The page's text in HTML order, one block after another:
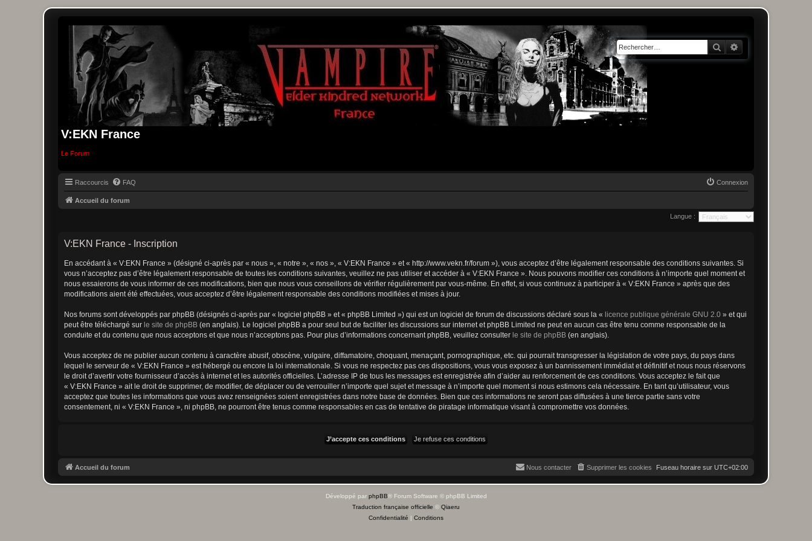
V:EKN France
Le Forum
Rechercher
Raccourcis FAQ Connexion
Accueil du forum
Langue :
V:EKN France - Inscription
En accédant à « V:EKN France » (désigné ci-après par « nous », « notre », « nos », « V:EKN France » et « http://www.vekn.fr/forum »), vous acceptez d’être légalement responsable des conditions suivantes. Si
vous n’acceptez pas d’être légalement responsable de toutes les conditions suivantes, veuillez ne pas utiliser et accéder à « V:EKN France ». Nous pouvons modifier ces conditions à n’importe quel moment et
nous essaierons de vous informer de ces modifications, bien que nous vous conseillons de vérifier régulièrement par vous-même. En effet, si vous continuez à participer à « V:EKN France » après que des
modifications aient été effectuées, vous acceptez d’être légalement responsable des conditions modifiées et mises à jour.
Nos forums sont développés par phpBB (désignés ci-après par « logiciel phpBB » et « phpBB Limited ») qui est un logiciel de forum de discussions déclaré sous la « licence publique générale GNU 2.0 » et qui
peut être téléchargé sur le site de phpBB (en anglais). Le logiciel phpBB a pour seul but de faciliter les discussions sur internet et phpBB Limited ne peut en aucun cas être tenu comme responsable de la
conduite et du contenu que nous acceptons et que nous n’acceptons pas. Pour plus d’informations concernant phpBB, veuillez consulter le site de phpBB (en anglais).
Vous acceptez de ne publier aucun contenu à caractère abusif, obscène, vulgaire, diffamatoire, choquant, menaçant, pornographique, etc. qui pourrait transgresser la législation de votre pays, du pays dans
lequel le serveur de « V:EKN France » est hébergé ou encore la loi internationale. Si vous ne respectez pas ces dispositions, vous vous exposez à un bannissement immédiat et définitif et nous nous réservons
le droit d’avertir votre fournisseur d’accès à internet et les autorités officielles. L’adresse IP de tous les messages est enregistrée afin d’aider au renforcement de ces conditions. Vous acceptez le fait que
« V:EKN France » ait le droit de supprimer, de modifier, de déplacer ou de verrouiller n’importe quel sujet et message à n’importe quel moment si nous estimons cela nécessaire. En tant qu’utilisateur, vous
acceptez que toutes les informations que vous avez renseignées soient enregistrées dans notre base de données. Bien que ces informations ne seront pas diffusées à une tierce partie sans votre
consentement, ni « V:EKN France », ni phpBB, ne pourront être tenus comme responsables en cas de tentative de piratage informatique visant à compromettre vos données.
Accueil du forum Fuseau horaire sur UTC+02:00
Supprimer les cookies
Nous contacter
Développé par phpBB® Forum Software © phpBB Limited
Traduction française officielle © Qiaeru
Confidentialité
Conditions